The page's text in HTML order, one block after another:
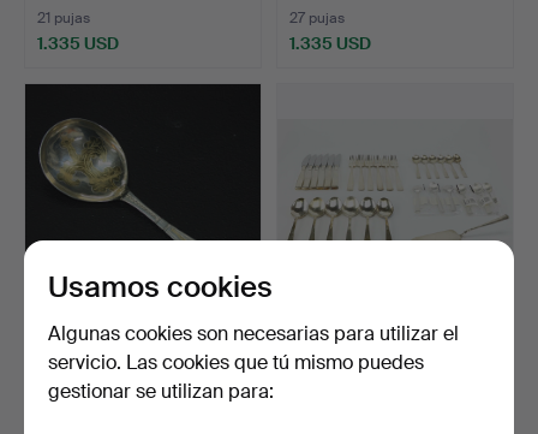
21 pujas
1.335 USD
27 pujas
1.335 USD
NILS GRUBB. cuchara
sopera, plata, Hudiksv…
Subastado 22 abr 2020
JACOB ÄNGMAN.
cubiertos, 31 piezas, plata,…
Usamos cookies
Algunas cookies son necesarias para utilizar el
servicio. Las cookies que tú mismo puedes
gestionar se utilizan para: